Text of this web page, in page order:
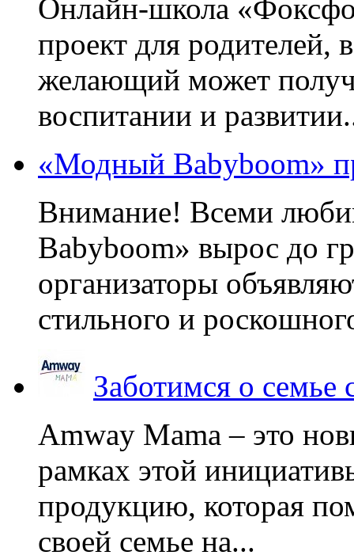
Онлайн-школа
проект для родителей,
желающий может
воспитании и
«Модный Babyboom»
Внимание! Всеми
Babyboom» вырос до
организаторы
стильного и
Заботимся о
Amway Mama – это
рамках этой
продукцию, которая
своей семье на...